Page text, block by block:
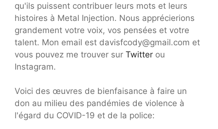
qu'ils puissent contribuer leurs mots et leurs
histoires à Metal Injection. Nous apprécierions
grandement votre voix, vos pensées et votre
talent. Mon email est davisfcody@gmail.com et
vous pouvez me trouver sur Twitter ou
Instagram.
Voici des œuvres de bienfaisance à faire un
don au milieu des pandémies de violence à
l'égard du COVID-19 et de la police: